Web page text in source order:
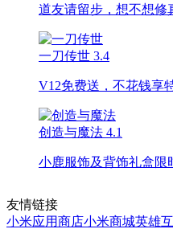
道友请留步，想不想修
一刀传世 3.4
V12免费送，不花钱享
创造与魔法 4.1
小鹿服饰及背饰礼盒限
友情链接
小米应用商店小米商城英雄